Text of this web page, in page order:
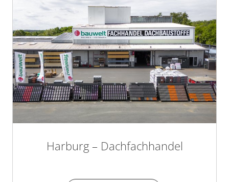
Harburg – Dachfachhandel